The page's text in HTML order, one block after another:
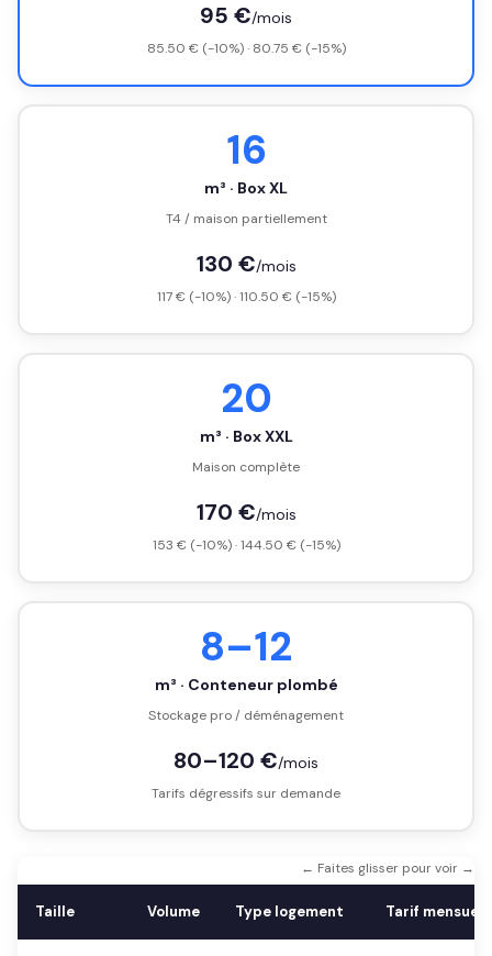
95 €/mois
85.50 € (-10%) · 80.75 € (-15%)
16
m³ · Box XL
T4 / maison partiellement
130 €/mois
117 € (-10%) · 110.50 € (-15%)
20
m³ · Box XXL
Maison complète
170 €/mois
153 € (-10%) · 144.50 € (-15%)
8–12
m³ · Conteneur plombé
Stockage pro / déménagement
80–120 €/mois
Tarifs dégressifs sur demande
← Faites glisser pour voir →
Taille Volume Type logement Tarif mensuel